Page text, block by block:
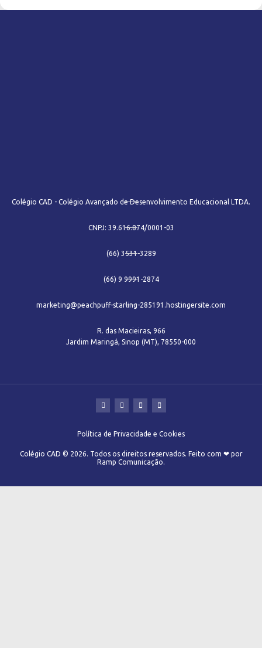
Colégio CAD - Colégio Avançado de Desenvolvimento Educacional LTDA.
CNPJ: 39.616.874/0001-03
(66) 3531-3289
(66) 9 9991-2874
marketing@peachpuff-starling-285191.hostingersite.com
R. das Macieiras, 966
Jardim Maringá, Sinop (MT), 78550-000
Política de Privacidade e Cookies
Colégio CAD © 2026. Todos os direitos reservados. Feito com ❤ por
Ramp Comunicação.